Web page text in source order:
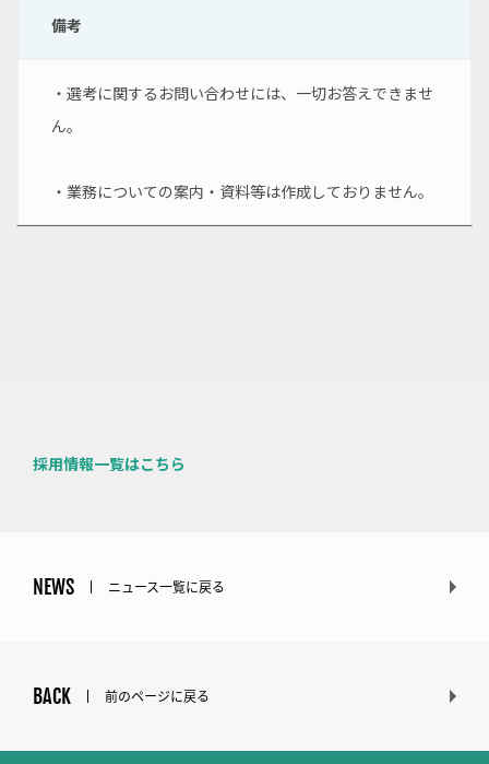
備考
・選考に関するお問い合わせには、一切お答えできませ
ん。
・業務についての案内・資料等は作成しておりません。
採用情報一覧はこちら
NEWS ニュース一覧に戻る
BACK 前のページに戻る